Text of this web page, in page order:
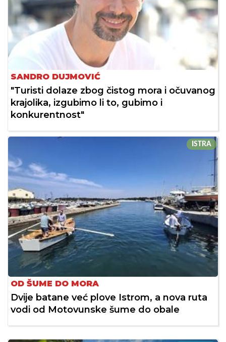
SANDRO DUJMOVIĆ
"Turisti dolaze zbog čistog mora i očuvanog
krajolika, izgubimo li to, gubimo i
konkurentnost"
ISTRA
OD ŠUME DO MORA
Dvije batane već plove Istrom, a nova ruta
vodi od Motovunske šume do obale